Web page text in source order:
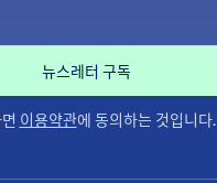
이용약관에 동의하는 것입니다.